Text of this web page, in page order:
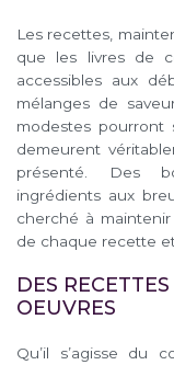
Les recettes,
que les livres de
accessibles aux
mélanges de
modestes pourront
demeurent
présenté. Des
ingrédients aux
cherché à
de chaque recette
DES
OEUVRES
Qu’il s’agisse du